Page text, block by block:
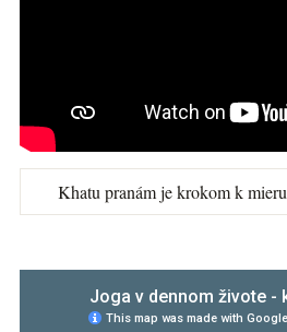
Khatu pranám je krokom k mieru